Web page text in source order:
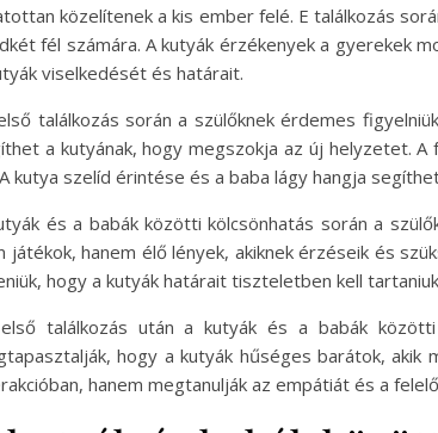
közelítenek a kis ember felé. E találkozás
fél számára. A kutyák érzékenyek a gyerekek
viselkedését és határait.
találkozás során a szülőknek érdemes
a kutyának, hogy megszokja az új helyzetet.
kutya szelíd érintése és a baba lágy hangja
és a babák közötti kölcsönhatás során a
játékok, hanem élő lények, akiknek érzéseik és
hogy a kutyák határait tiszteletben kell
találkozás után a kutyák és a babák
hogy a kutyák hűséges barátok, akik
hanem megtanulják az empátiát és a